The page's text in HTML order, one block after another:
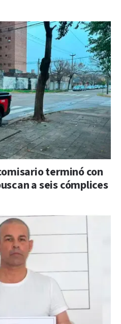
terminó con
a seis cómplices